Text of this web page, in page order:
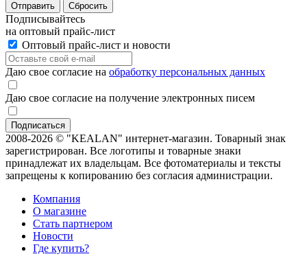
Отправить Сбросить
Подписывайтесь
на оптовый прайс-лист
Оптовый прайс-лист и новости
Даю свое согласие на обработку персональных данных
Даю свое согласие на получение электронных писем
2008-2026 © "KEALAN" интернет-магазин. Товарный знак
зарегистрирован. Все логотипы и товарные знаки
принадлежат их владельцам. Все фотоматериалы и тексты
запрещены к копированию без согласия администрации.
Компания
О магазине
Стать партнером
Новости
Где купить?